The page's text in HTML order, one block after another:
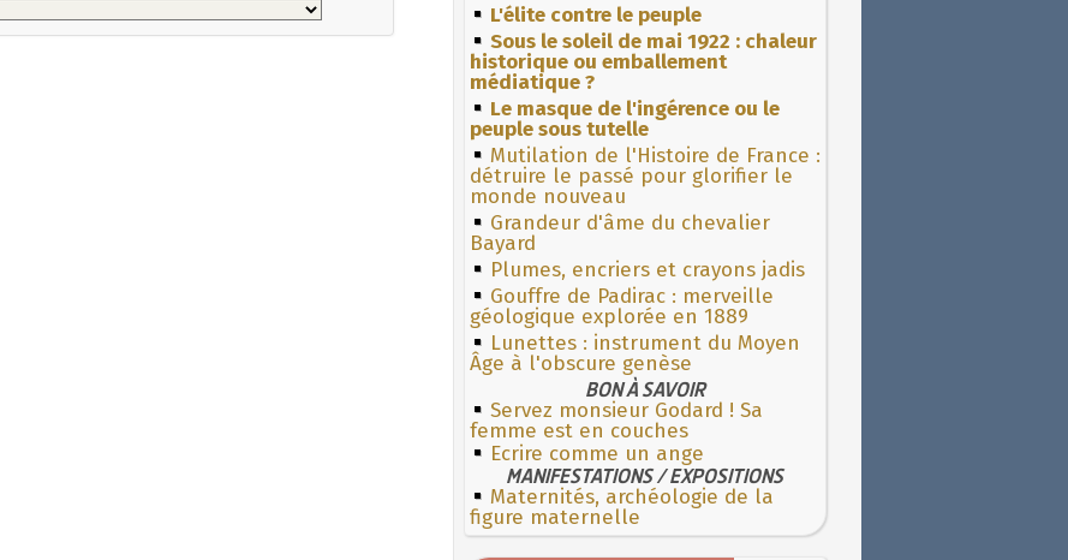
L'élite contre le peuple
Sous le soleil de mai 1922 : chaleur
historique ou emballement
médiatique ?
Le masque de l'ingérence ou le
peuple sous tutelle
Mutilation de l'Histoire de France :
détruire le passé pour glorifier le
monde nouveau
Grandeur d'âme du chevalier
Bayard
Plumes, encriers et crayons jadis
Gouffre de Padirac : merveille
géologique explorée en 1889
Lunettes : instrument du Moyen
Âge à l'obscure genèse
BON À SAVOIR
Servez monsieur Godard ! Sa
femme est en couches
Ecrire comme un ange
MANIFESTATIONS / EXPOSITIONS
Maternités, archéologie de la
figure maternelle